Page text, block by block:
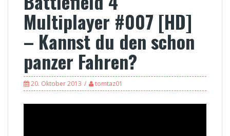
Multiplayer #007 [HD]
– Kannst du den schon
panzer Fahren?
20. Oktober 2013 tomtaz01